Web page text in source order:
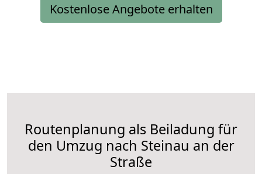
Kostenlose Angebote erhalten
Routenplanung als Beiladung für
den Umzug nach Steinau an der
Straße